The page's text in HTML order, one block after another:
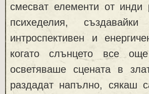
смесват елементи от
психеделия,
интроспективен и
когато слънцето все
осветяваше сцената в
раздадат напълно, сякаш